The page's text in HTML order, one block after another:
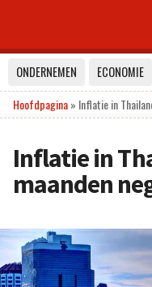
ONDERNEMEN ECONOMIE
Hoofdpagina» Inflatie in
Inflatie in
maanden